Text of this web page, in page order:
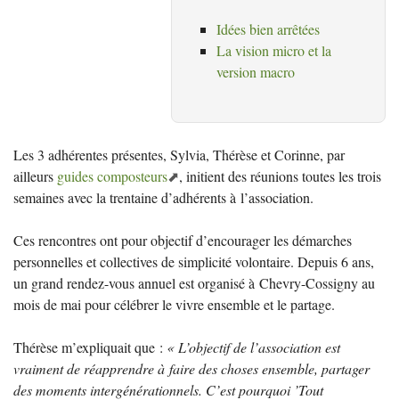
Idées bien arrêtées
La vision micro et la
version macro
Les 3 adhérentes présentes, Sylvia, Thérèse et Corinne, par
ailleurs guides composteurs
, initient des réunions toutes les trois
semaines avec la trentaine d’adhérents à l’association.
Ces rencontres ont pour objectif d’encourager les démarches
personnelles et collectives de simplicité volontaire. Depuis 6 ans,
un grand rendez-vous annuel est organisé à Chevry-Cossigny au
mois de mai pour célébrer le vivre ensemble et le partage.
Thérèse m’expliquait que : « L’objectif de l’association est
vraiment de réapprendre à faire des choses ensemble, partager
des moments intergénérationnels. C’est pourquoi ’Tout